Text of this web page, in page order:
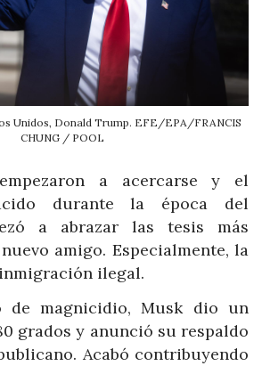
Unidos, Donald Trump. EFE/EPA/FRANCIS
CHUNG / POOL
a acercarse y el
durante la época del
a abrazar las tesis más
amigo. Especialmente, la
ilegal.
de magnicidio, Musk dio un
grados y anunció su respaldo
Acabó contribuyendo